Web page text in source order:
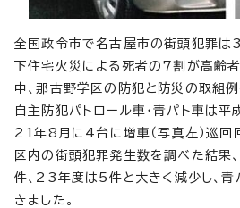
全国政令市で名古屋市の街頭犯罪は
下住宅火災による死者の7割が高齢
中、那古野学区の防犯と防災の取組例
自主防犯パトロール車・青パト車は
21年8月に4台に増車（写真左）巡回
区内の街頭犯罪発生数を調べた結果
件、23年度は5件と大きく減少し、
きました。